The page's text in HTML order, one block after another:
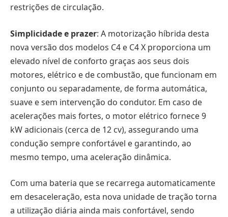
restrições de circulação.
Simplicidade e prazer: A motorização híbrida desta
nova versão dos modelos C4 e C4 X proporciona um
elevado nível de conforto graças aos seus dois
motores, elétrico e de combustão, que funcionam em
conjunto ou separadamente, de forma automática,
suave e sem intervenção do condutor. Em caso de
acelerações mais fortes, o motor elétrico fornece 9
kW adicionais (cerca de 12 cv), assegurando uma
condução sempre confortável e garantindo, ao
mesmo tempo, uma aceleração dinâmica.
Com uma bateria que se recarrega automaticamente
em desaceleração, esta nova unidade de tração torna
a utilização diária ainda mais confortável, sendo